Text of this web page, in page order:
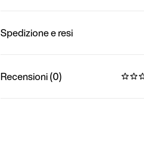
Spedizione e resi
Recensioni (0)